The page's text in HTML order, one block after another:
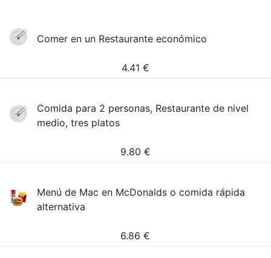
Comer en un Restaurante económico
4.41 €
Comida para 2 personas, Restaurante de nivel
medio, tres platos
9.80 €
Menú de Mac en McDonalds o comida rápida
alternativa
6.86 €